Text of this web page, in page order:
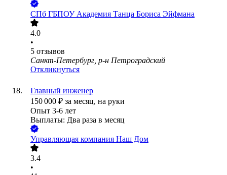
СПб ГБПОУ Академия Танца Бориса Эйфмана
4.0
•
5 отзывов
Санкт-Петербург, р-н Петроградский
Откликнуться
Главный инженер
150 000 ₽ за месяц, на руки
Опыт 3-6 лет
Выплаты: Два раза в месяц
Управляющая компания Наш Дом
3.4
•